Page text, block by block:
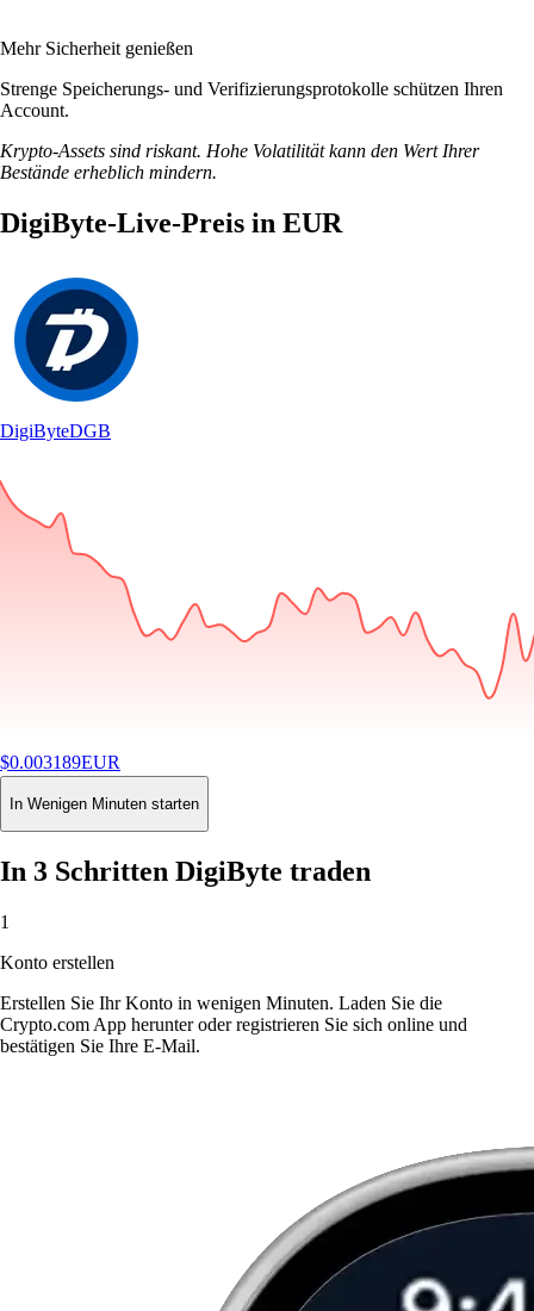
Mehr Sicherheit genießen
Strenge Speicherungs- und Verifizierungsprotokolle schützen Ihren
Account.
Krypto-Assets sind riskant. Hohe Volatilität kann den Wert Ihrer
Bestände erheblich mindern.
DigiByte-Live-Preis in EUR
DigiByteDGB
$0.003189EUR
-3.88%24H
Buy
In Wenigen Minuten starten
In 3 Schritten DigiByte traden
1
Konto erstellen
Erstellen Sie Ihr Konto in wenigen Minuten. Laden Sie die
Crypto.com App herunter oder registrieren Sie sich online und
bestätigen Sie Ihre E-Mail.